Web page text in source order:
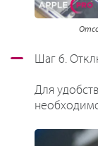
Шаг 6.
Для